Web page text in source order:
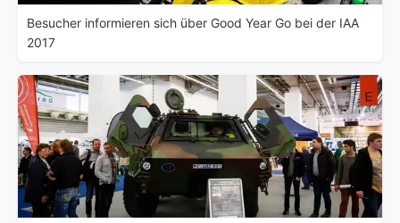
Besucher informieren sich über Good Year Go bei der IAA
2017